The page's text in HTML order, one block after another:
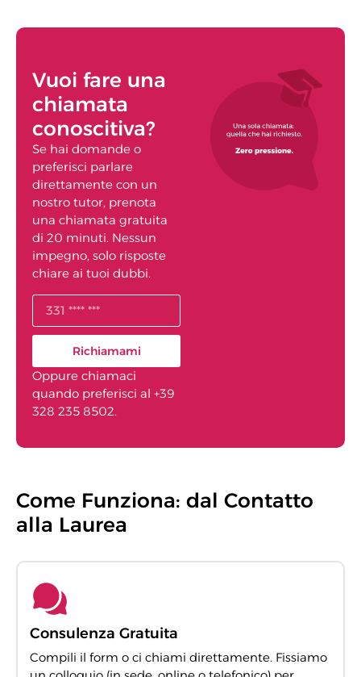
Vuoi fare una
chiamata
conoscitiva?
Se hai domande o
preferisci parlare
direttamente con un
nostro tutor, prenota
una chiamata gratuita
di 20 minuti. Nessun
impegno, solo risposte
chiare ai tuoi dubbi.
Richiamami
Oppure chiamaci
quando preferisci al +39
328 235 8502.
Come Funziona: dal Contatto
alla Laurea
Consulenza Gratuita
Compili il form o ci chiami direttamente. Fissiamo